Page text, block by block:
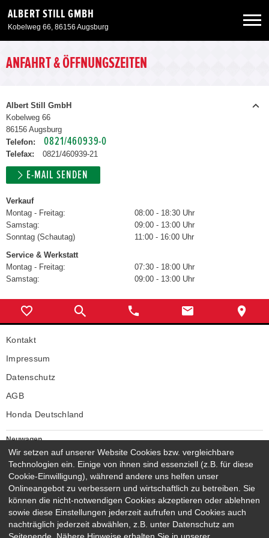
ALBERT STILL GMBH
Kobelweg 66, 86156 Augsburg
Neuwagen
Angebote
Service & Zubehör
Unser Autohaus
ANFAHRT & ÖFFNUNGSZEITEN
Albert Still GmbH
Kobelweg 66
86156 Augsburg
Telefon:
0821/460939-0
Telefax: 0821/460939-21
E-MAIL SENDEN
Verkauf
Montag - Freitag:
08:00 - 18:30 Uhr
Samstag:
09:00 - 13:00 Uhr
Sonntag (Schautag)
11:00 - 16:00 Uhr
Service & Werkstatt
Montag - Freitag:
07:30 - 18:00 Uhr
Samstag:
09:00 - 13:00 Uhr
Kontakt
Impressum
Datenschutz
AGB
Honda Deutschland
Neuwagen
Honda Neuwagen
Gebrauchtwagen
Honda Gebrauchtwagen
Honda Vorführwagen
Gesamtbestand
NEUWAGENMODELLE
Wir setzen auf unserer Website Cookies bzw. vergleichbare
Technologien ein. Einige von ihnen sind essenziell (z.B. für diese
Cookie-Einwilligung), während andere uns helfen unser
Onlineangebot zu verbessern und wirtschaftlich zu betreiben. Sie
können die nicht-notwendigen Cookies akzeptieren oder ablehnen
sowie diese Einstellungen jederzeit aufrufen und Cookies auch
nachträglich jederzeit abwählen, z.B. unter Datenschutz am